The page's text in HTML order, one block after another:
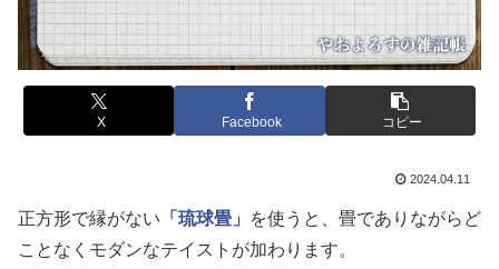
X Facebook コピー
2024.04.11
正方形で縁がない 「琉球畳」
を使うと、畳でありながらど
ことなくモダンなテイストが加わります。